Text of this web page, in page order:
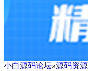
小白源码论坛»源码资源